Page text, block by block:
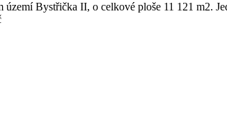
Bystřička II, o celkové ploše 11 121 m2.